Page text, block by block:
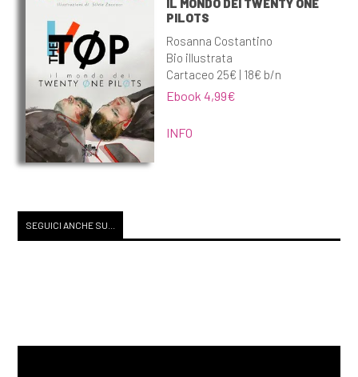
IL MONDO DEI TWENTY ONE
PILOTS
Rosanna Costantino
Bio illustrata
Cartaceo 25€ | 18€ b/n
Ebook 4,99€
INFO
SEGUICI ANCHE SU...